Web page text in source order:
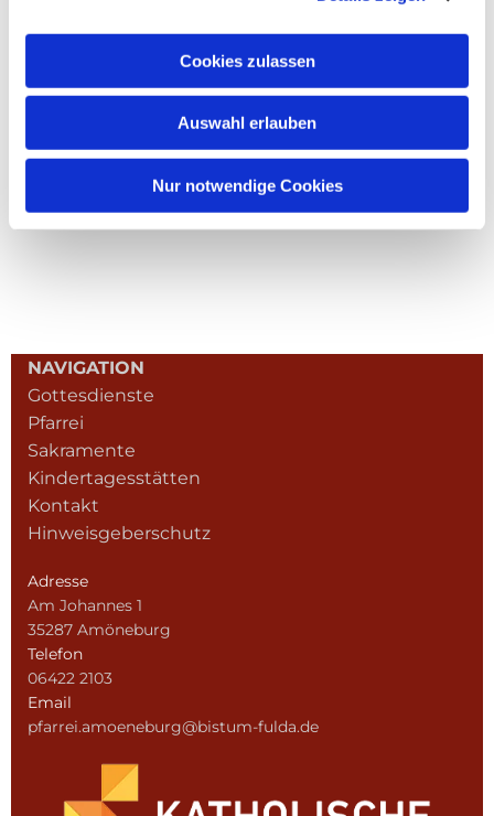
Cookies zulassen
Auswahl erlauben
Nur notwendige Cookies
NAVIGATION
Gottesdienste
Pfarrei
Sakramente
Kindertagesstätten
Kontakt
Hinweisgeberschutz
Adresse
Am Johannes 1
35287 Amöneburg
Telefon
06422 2103
Email
pfarrei.amoeneburg@bistum-fulda.de